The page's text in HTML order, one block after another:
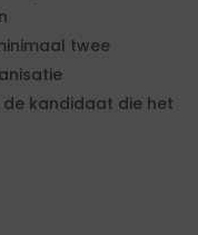
twee
kandidaat die het